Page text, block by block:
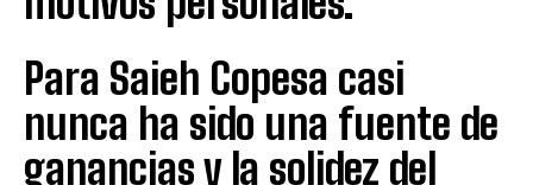
Para Saieh Copesa casi
nunca ha sido una fuente de
ganancias y la solidez del